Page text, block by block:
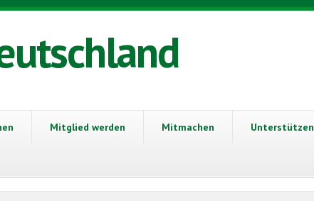
Mitglied werden Mitmachen Unterstützen